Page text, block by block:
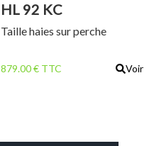
HL 92 KC
Taille haies sur perche
879.00 € TTC Voir